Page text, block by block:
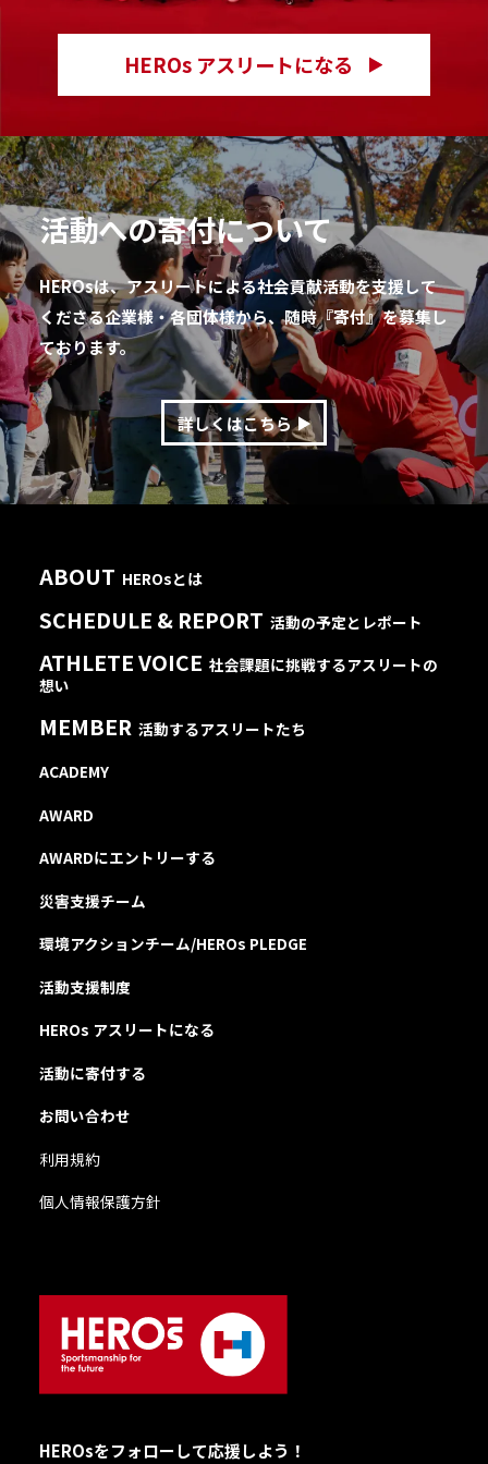
HEROs アスリートになる
活動への寄付について
HEROsは、アスリートによる社会貢献活動を支援して
くださる企業様・各団体様から、随時『寄付』を募集し
ております。
詳しくはこちら
ABOUT HEROsとは
SCHEDULE & REPORT 活動の予定とレポート
ATHLETE VOICE 社会課題に挑戦するアスリートの
想い
MEMBER 活動するアスリートたち
ACADEMY
AWARD
AWARDにエントリーする
災害支援チーム
環境アクションチーム/HEROs PLEDGE
活動支援制度
HEROs アスリートになる
活動に寄付する
お問い合わせ
利用規約
個人情報保護方針
HEROsをフォローして応援しよう！